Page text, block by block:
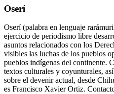
Oserí
Oserí (palabra en lenguaje
ejercicio de periodismo libre
asuntos relacionados con los
visibles las luchas de los pueblos
pueblos indígenas del continente.
textos culturales y coyunturales,
sobre el devenir actual, desde
es Francisco Xavier Ortiz.